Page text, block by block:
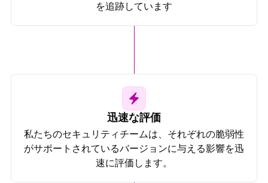
を追跡しています
迅速な評価
私たちのセキュリティチームは、それぞれの脆弱性
がサポートされているバージョンに与える影響を迅
速に評価します。